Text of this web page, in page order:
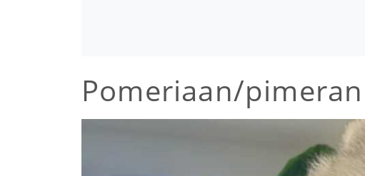
Pomeriaan/